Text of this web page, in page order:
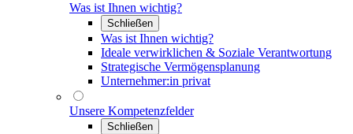
Was ist Ihnen wichtig?
Schließen
Was ist Ihnen wichtig?
Ideale verwirklichen & Soziale Verantwortung
Strategische Vermögensplanung
Unternehmer:in privat
Unsere Kompetenzfelder
Schließen